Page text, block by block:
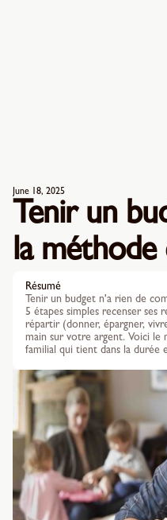
June 18, 2025
Tenir un
la méthode
Résumé
Tenir un budget n'a rien de
5 étapes simples recenser ses
répartir (donner, épargner,
main sur votre argent. Voici
familial qui tient dans la durée